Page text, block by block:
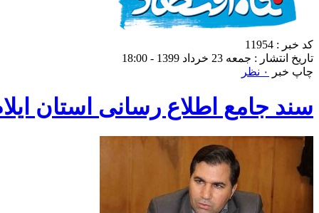
کد خبر : 11954
تاریخ انتشار : جمعه 23 خرداد 1399 - 18:00
چاپ خبر
۰ نظر
سند جامع اطلاع رسانی استان